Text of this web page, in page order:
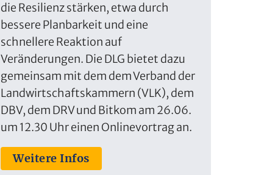
die Resilienz stärken, etwa durch
bessere Planbarkeit und eine
schnellere Reaktion auf
Veränderungen. Die DLG bietet dazu
gemeinsam mit dem dem Verband der
Landwirtschaftskammern (VLK), dem
DBV, dem DRV und Bitkom am 26.06.
um 12.30 Uhr einen Onlinevortrag an.
Weitere Infos